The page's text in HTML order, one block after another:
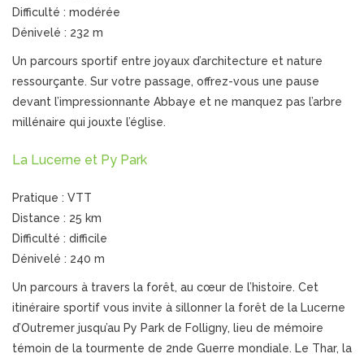
Difficulté : modérée
Dénivelé : 232 m
Un parcours sportif entre joyaux d’architecture et nature
ressourçante. Sur votre passage, offrez-vous une pause
devant l’impressionnante Abbaye et ne manquez pas l’arbre
millénaire qui jouxte l’église.
La Lucerne et Py Park
Pratique : VTT
Distance : 25 km
Difficulté : difficile
Dénivelé : 240 m
Un parcours à travers la forêt, au cœur de l’histoire. Cet
itinéraire sportif vous invite à sillonner la forêt de la Lucerne
d’Outremer jusqu’au Py Park de Folligny, lieu de mémoire
témoin de la tourmente de 2nde Guerre mondiale. Le Thar, la